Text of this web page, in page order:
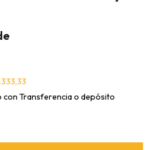
con Transferencia o depósito